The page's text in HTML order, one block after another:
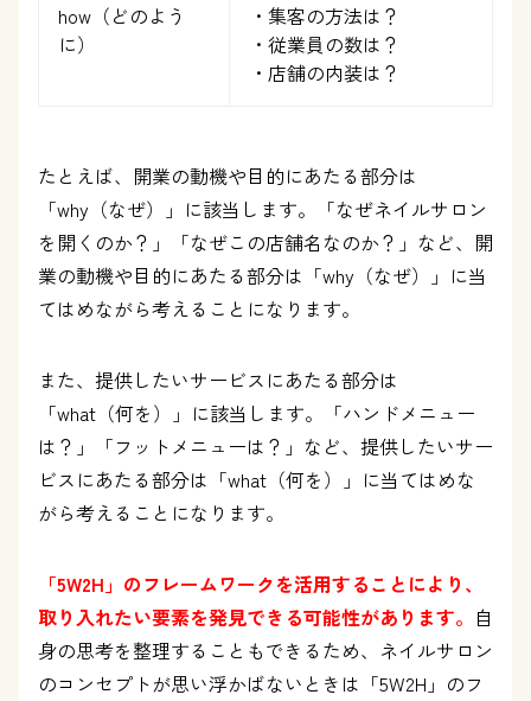
how（どのよう
に）
・集客の方法は？
・従業員の数は？
・店舗の内装は？
たとえば、開業の動機や目的にあたる部分は
「why（なぜ）」に該当します。「なぜネイルサロン
を開くのか？」「なぜこの店舗名なのか？」など、開
業の動機や目的にあたる部分は「why（なぜ）」に当
てはめながら考えることになります。
また、提供したいサービスにあたる部分は
「what（何を）」に該当します。「ハンドメニュー
は？」「フットメニューは？」など、提供したいサー
ビスにあたる部分は「what（何を）」に当てはめな
がら考えることになります。
「5W2H」のフレームワークを活用することにより、
取り入れたい要素を発見できる可能性があります。 自
身の思考を整理することもできるため、ネイルサロン
のコンセプトが思い浮かばないときは「5W2H」のフ